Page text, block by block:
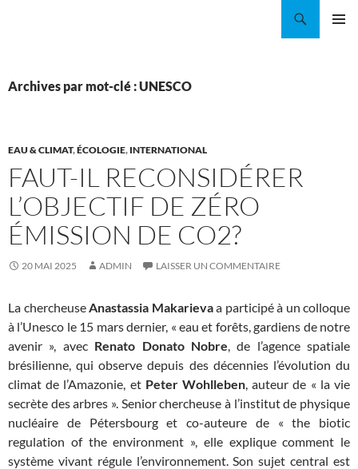
Archives par mot-clé : UNESCO
EAU & CLIMAT,ÉCOLOGIE, INTERNATIONAL
FAUT-IL RECONSIDÉRER
L’OBJECTIF DE ZÉRO
ÉMISSION DE CO2?
20 MAI 2025 ADMIN LAISSER UN COMMENTAIRE
La chercheuseAnastassia Makarievaa participé à un colloque
à l’Unesco le 15 mars dernier, « eau et forêts, gardiens de notre
avenir », avec Renato Donato Nobre, de l’agence spatiale
brésilienne, qui observe depuis des décennies l’évolution du
climat de l’Amazonie, et Peter Wohlleben, auteur de « la vie
secrète des arbres ». Senior chercheuse à l’institut de physique
nucléaire de Pétersbourg et co-auteure de « the biotic
regulation of the environment », elle explique comment le
système vivant régule l’environnement. Son sujet central est